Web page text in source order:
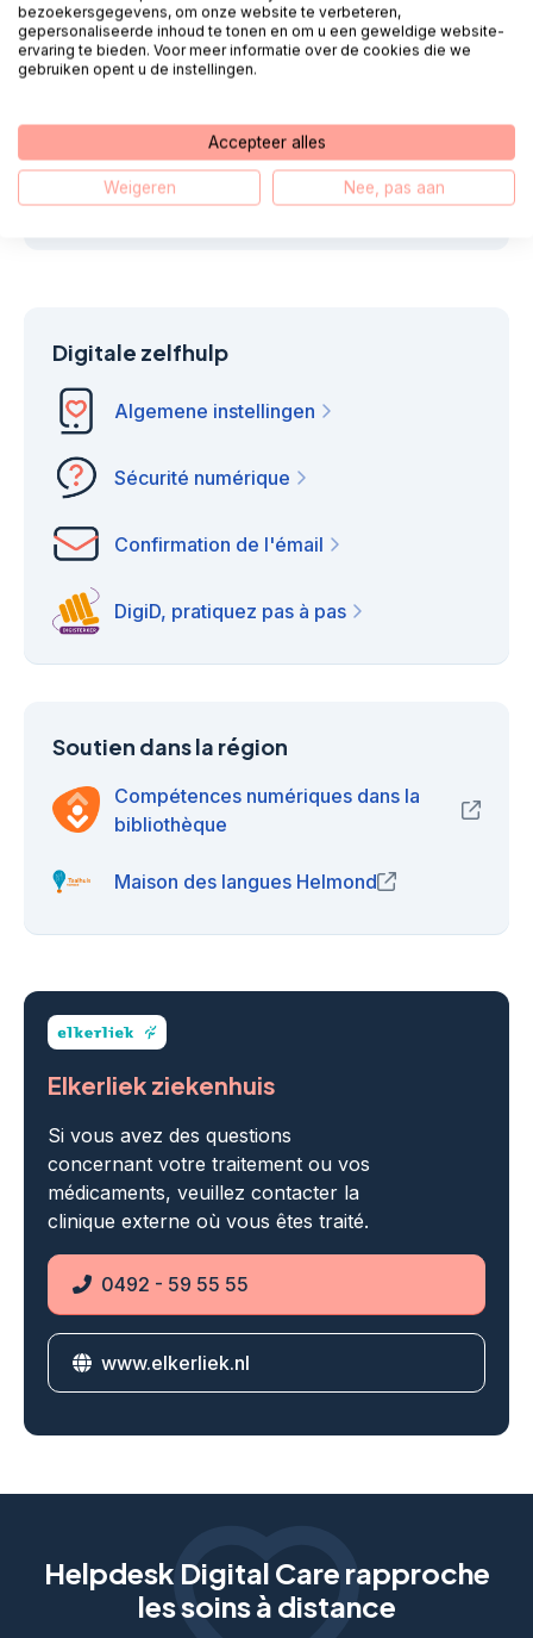
Appel 085 - 1304 575
Nous vous appelons Chat
E-mail WhatsApp
Digitale zelfhulp
Algemene instellingen
Sécurité numérique
Confirmation de l'émail
DigiD, pratiquez pas à pas
Soutien dans la région
Compétences numériques dans la
bibliothèque
Maison des langues Helmond (opens in new
Elkerliek ziekenhuis
Si vous avez des questions
concernant votre traitement ou vos
médicaments, veuillez contacter la
clinique externe où vous êtes traité.
0492 - 59 55 55
Website
www.elkerliek.nl
Helpdesk Digital Care rapproche
les soins à distance
bezoekersgegevens, om onze website te verbeteren,
gepersonaliseerde inhoud te tonen en om u een geweldige website-
ervaring te bieden. Voor meer informatie over de cookies die we
gebruiken opent u de instellingen.
Accepteer alles
Weigeren Nee, pas aan